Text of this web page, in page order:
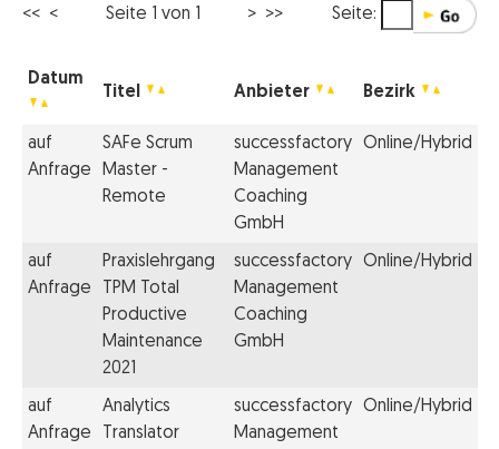
<< < Seite 1 von 1 > >> Seite:
Datum
Titel Anbieter Bezirk
auf
Anfrage
SAFe Scrum
Master -
Remote
successfactory
Management
Coaching
GmbH
Online/Hybrid
auf
Anfrage
Praxislehrgang
TPM Total
Productive
Maintenance
2021
successfactory
Management
Coaching
GmbH
Online/Hybrid
auf
Anfrage
Analytics
Translator
successfactory
Management
Online/Hybrid